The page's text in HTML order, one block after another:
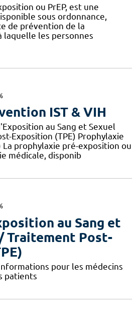
ou PrEP, est une
sous ordonnance,
de prévention de la
laquelle les personnes
IST & VIH
au Sang et Sexuel
Exposition (TPE) Prophylaxie
La prophylaxie pré-exposition ou
médicale, disponib
au Sang et
Traitement Post-
pour les médecins
patients